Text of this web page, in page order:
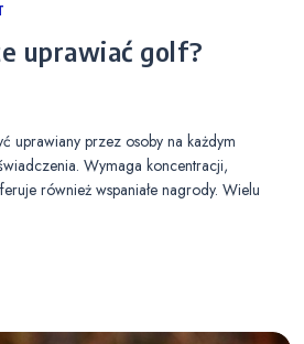
uprawiać golf?
uprawiany przez osoby na każdym
Wymaga koncentracji,
również wspaniałe nagrody. Wielu